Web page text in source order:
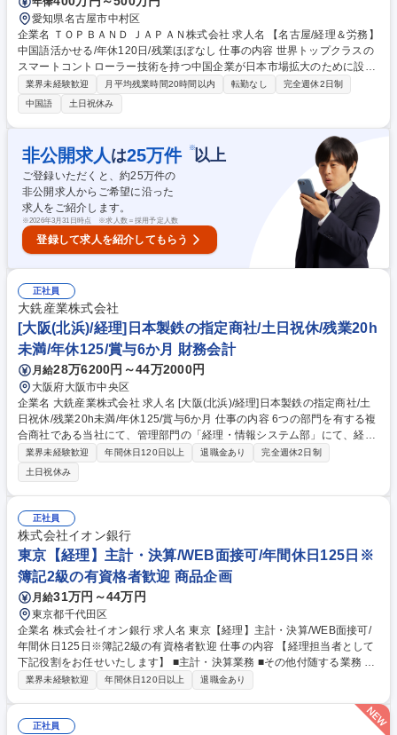
愛知県名古屋市中村区
企業名 ＴＯＰＢＡＮＤ ＪＡＰＡＮ株式会社 求人名 【名古屋/経理＆労務】
中国語活かせる/年休120日/残業ほぼなし 仕事の内容 世界トップクラスの
スマートコントローラー技術を持つ中国企業が日本市場拡大のために設立
した日本法人にて、会計業務および労務管理をお任せいたします。（業務
内容変更の範囲）当社の定める業務 日本の会計基準を理解した上で、月次
報告をタイムリーに提出。中国本社との調整・連携を通じて、スムーズな
情報共有と決済業務を実現し、グローバルな経理体制を支える重要な役割
です。 【具体的な業務内容】 ■帳簿整理・記帳 ■月次処理 ■月次報告 ■入
金管理・支払い管理 ■経費・給与管理 ■10日/25日/月末支払い準備 など 募
集職種 【名古屋/経理＆労務】中国語活かせる/年休120日/残業ほぼなし
業界未経験歓迎 月平均残業時間20時間以内 転勤なし
完全週休2日制
中国語
土日祝休み
非公開求人 は25万件 ※以上
ご登録いただくと、約25万件の
非公開求人からご希望に沿った
求人をご紹介します。
※2026年3月31日時点 ※求人数＝採用予定人数
登録して求人を紹介してもらう
正社員
大銑産業株式会社
[大阪(北浜)/経理]日本製鉄の指定商社/土日祝休/残業20h
未満/年休125/賞与6か月 財務会計
月給28万6200円～44万2000円
大阪府大阪市中央区
企業名 大銑産業株式会社 求人名 [大阪(北浜)/経理]日本製鉄の指定商社/土
日祝休/残業20h未満/年休125/賞与6か月 仕事の内容 6つの部門を有する複
合商社である当社にて、管理部門の「経理・情報システム部」にて、経
理・財務から社内システム運用まで、バックオフィス業務を幅広くお任せ
します。 ＼具体的な業務内容／ ■1年目：銀行への出入金管理・経理業務
の基礎習得 ■2～3年目：経理業務全般の高度化、税務業務のフォロー、シ
ステム面の深い理解を進め、経理・情報システム部として全社的に対応で
きる人材へ成長。入社後、実務を通じて段階的にスキルを磨き、経理部門
全体を支える存在をめざします。 募集職種 [大阪(北浜)/経理]日本製鉄の指
定商社/土日祝休/残業20h未満/年休125/賞与6か月
業界未経験歓迎 年間休日120日以上 退職金あり
完全週休2日制
土日祝休み
正社員
株式会社イオン銀行
東京【経理】主計・決算/WEB面接可/年間休日125日※
簿記2級の有資格者歓迎 商品企画
月給31万円～44万円
東京都千代田区
企業名 株式会社イオン銀行 求人名 東京【経理】主計・決算/WEB面接可/
年間休日125日※簿記2級の有資格者歓迎 仕事の内容 【経理担当者として
下記役割をお任せいたします】 ■主計・決算業務 ■その他付随する業務 ■
主計業務■決算書類作成業務 ■当局（金融庁、日銀）報告 ■各種税金申告業
級の有資格者歓迎
業界未経験歓迎 年間休日120日以上 退職金あり
正社員